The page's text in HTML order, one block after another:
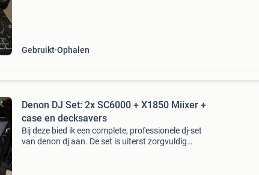
Gebruikt Ophalen
Denon DJ Set: 2x SC6000 + X1850 Miixer +
case en decksavers
Bij deze bied ik een complete, professionele dj-set
van denon dj aan. De set is uiterst zorgvuldig